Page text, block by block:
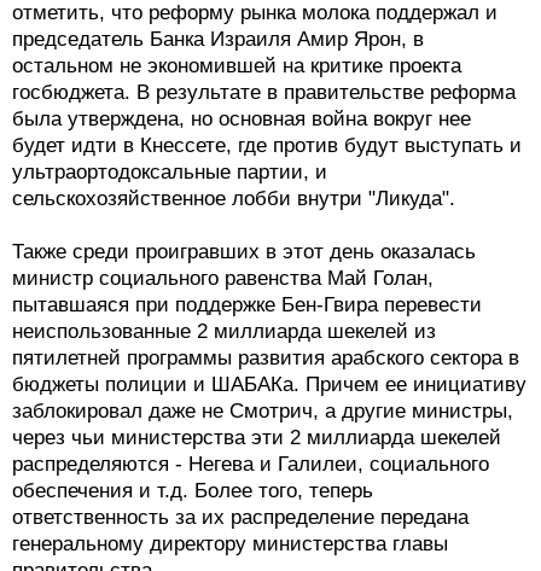
отметить, что реформу рынка молока поддержал и
председатель Банка Израиля Амир Ярон, в
остальном не экономившей на критике проекта
госбюджета. В результате в правительстве реформа
была утверждена, но основная война вокруг нее
будет идти в Кнессете, где против будут выступать и
ультраортодоксальные партии, и
сельскохозяйственное лобби внутри "Ликуда".
Также среди проигравших в этот день оказалась
министр социального равенства Май Голан,
пытавшаяся при поддержке Бен-Гвира перевести
неиспользованные 2 миллиарда шекелей из
пятилетней программы развития арабского сектора в
бюджеты полиции и ШАБАКа. Причем ее инициативу
заблокировал даже не Смотрич, а другие министры,
через чьи министерства эти 2 миллиарда шекелей
распределяются - Негева и Галилеи, социального
обеспечения и т.д. Более того, теперь
ответственность за их распределение передана
генеральному директору министерства главы